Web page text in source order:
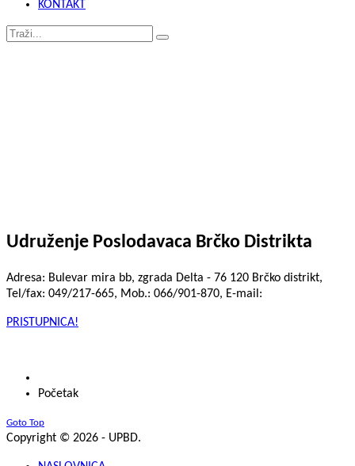
KONTAKT
Udruženje Poslodavaca Brčko Distrikta
Adresa: Bulevar mira bb, zgrada Delta - 76 120 Brčko distrikt,
Tel/fax: 049/217-665, Mob.: 066/901-870, E-mail:
PRISTUPNICA!
Početak
Goto Top
Copyright © 2026 - UPBD.